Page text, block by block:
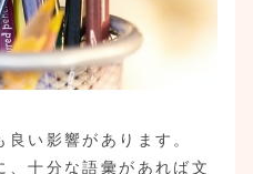
い影響があります。
、十分な語彙があれば文